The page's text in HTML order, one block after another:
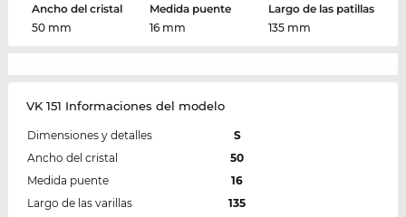
Ancho del cristal
50 mm
Medida puente
16 mm
Largo de las patillas
135 mm
VK 151 Informaciones del modelo
Dimensiones y detalles
S
Ancho del cristal
50
Medida puente
16
Largo de las varillas
135